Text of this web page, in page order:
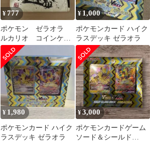
¥777
ポケモン ゼラオラ
ルカリオ コインケー
ス
¥ 1,000
ポケモンカード ハイク
ラスデッキ ゼラオラ
¥ 1,980
ポケモンカード ハイク
ラスデッキ ゼラオラ
¥3,000
ポケモンカードゲーム
ソード＆シールド